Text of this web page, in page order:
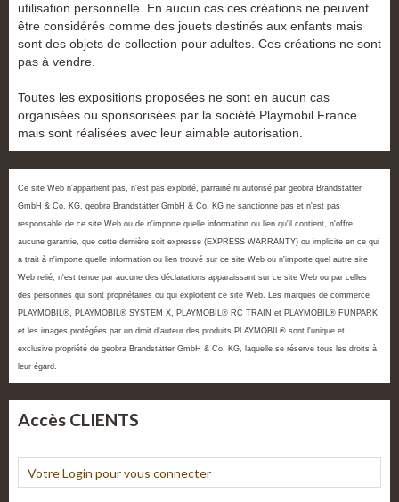
utilisation personnelle. En aucun cas ces créations ne peuvent
être considérés comme des jouets destinés aux enfants mais
sont des objets de collection pour adultes. Ces créations ne sont
pas à vendre.
Toutes les expositions proposées ne sont en aucun cas
organisées ou sponsorisées par la société Playmobil France
mais sont réalisées avec leur aimable autorisation.
Ce site Web n'appartient pas, n'est pas exploité, parrainé ni autorisé par geobra Brandstätter
GmbH & Co. KG. geobra Brandstätter GmbH & Co. KG ne sanctionne pas et n'est pas
responsable de ce site Web ou de n'importe quelle information ou lien qu'il contient, n'offre
aucune garantie, que cette dernière soit expresse (EXPRESS WARRANTY) ou implicite en ce qui
a trait à n'importe quelle information ou lien trouvé sur ce site Web ou n'importe quel autre site
Web relié, n'est tenue par aucune des déclarations apparaissant sur ce site Web ou par celles
des personnes qui sont propriétaires ou qui exploitent ce site Web. Les marques de commerce
PLAYMOBIL®, PLAYMOBIL® SYSTEM X, PLAYMOBIL® RC TRAIN et PLAYMOBIL® FUNPARK
et les images protégées par un droit d'auteur des produits PLAYMOBIL® sont l'unique et
exclusive propriété de geobra Brandstätter GmbH & Co. KG, laquelle se réserve tous les droits à
leur égard.
Accès CLIENTS